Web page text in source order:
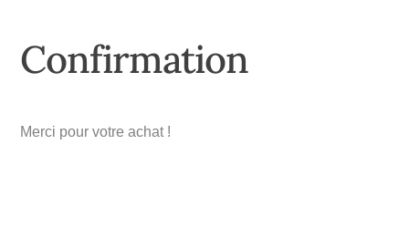
Confirmation
Merci pour votre achat !